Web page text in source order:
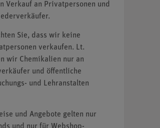
Verkauf an Privatpersonen und
Sie, dass wir keine
verkaufen. Lt.
wir Chemikalien nur an
und öffentliche
und Lehranstalten
und Angebote gelten nur